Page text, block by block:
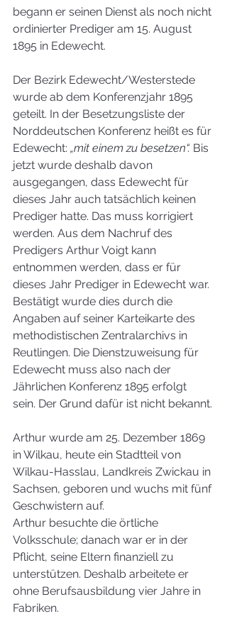
begann er seinen Dienst als noch nicht
ordinierter Prediger am 15. August
1895 in Edewecht.
Der Bezirk Edewecht/Westerstede
wurde ab dem Konferenzjahr 1895
geteilt. In der Besetzungsliste der
Norddeutschen Konferenz heißt es für
Edewecht: „mit einem zu besetzen“. Bis
jetzt wurde deshalb davon
ausgegangen, dass Edewecht für
dieses Jahr auch tatsächlich keinen
Prediger hatte. Das muss korrigiert
werden. Aus dem Nachruf des
Predigers Arthur Voigt kann
entnommen werden, dass er für
dieses Jahr Prediger in Edewecht war.
Bestätigt wurde dies durch die
Angaben auf seiner Karteikarte des
methodistischen Zentralarchivs in
Reutlingen. Die Dienstzuweisung für
Edewecht muss also nach der
Jährlichen Konferenz 1895 erfolgt
sein. Der Grund dafür ist nicht bekannt.
Arthur wurde am 25. Dezember 1869
in Wilkau, heute ein Stadtteil von
Wilkau-Hasslau, Landkreis Zwickau in
Sachsen, geboren und wuchs mit fünf
Geschwistern auf.
Arthur besuchte die örtliche
Volksschule; danach war er in der
Pflicht, seine Eltern finanziell zu
unterstützen. Deshalb arbeitete er
ohne Berufsausbildung vier Jahre in
Fabriken.